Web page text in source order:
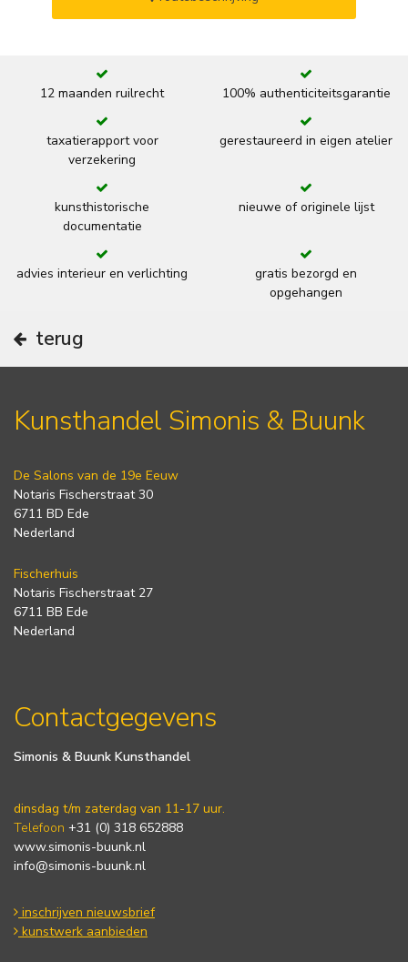
12 maanden ruilrecht 100% authenticiteitsgarantie
taxatierapport voor
verzekering
gerestaureerd in eigen atelier
kunsthistorische
documentatie
nieuwe of originele lijst
advies interieur en verlichting
gratis bezorgd en
opgehangen
terug
Kunsthandel Simonis & Buunk
De Salons van de 19e Eeuw
Notaris Fischerstraat 30
6711 BD Ede
Nederland
Fischerhuis
Notaris Fischerstraat 27
6711 BB Ede
Nederland
Contactgegevens
Simonis & Buunk Kunsthandel
dinsdag t/m zaterdag van 11-17 uur.
Telefoon +31 (0) 318 652888
www.simonis-buunk.nl
info@simonis-buunk.nl
inschrijven nieuwsbrief
kunstwerk aanbieden